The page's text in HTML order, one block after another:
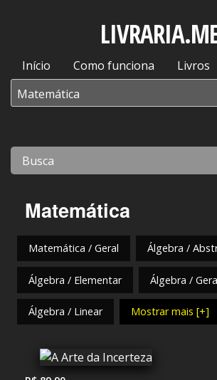
Início Como funciona Livros
Matemática
Matemática / Geral Álgebra /
Álgebra / Elementar Álgebra /
Álgebra / Linear Mostrar mais [+]